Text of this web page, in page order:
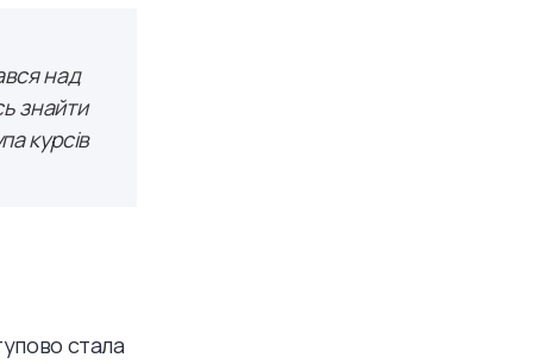
над
знайти
курсів
стала